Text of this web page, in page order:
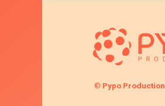
© Pypo Production